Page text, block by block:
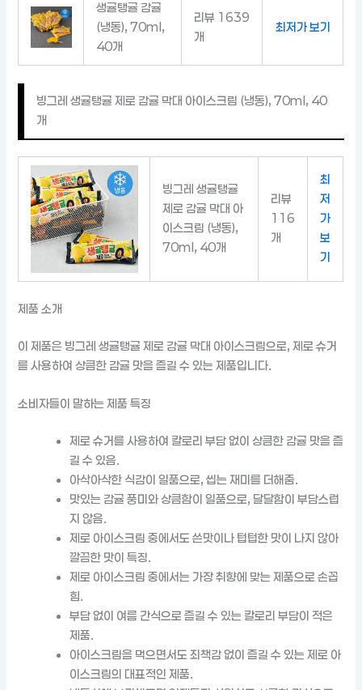
생귤탱귤 감귤
(냉동), 70ml,
40개
리뷰 1639
개
최저가 보기
빙그레 생귤탱귤 제로 감귤 막대 아이스크림 (냉동), 70ml, 40
개
빙그레 생귤탱귤
제로 감귤 막대 아
이스크림 (냉동),
70ml, 40개
리뷰
116
개
최
저
가
보
기
제품 소개
이 제품은 빙그레 생귤탱귤 제로 감귤 막대 아이스크림으로, 제로 슈거
를 사용하여 상큼한 감귤 맛을 즐길 수 있는 제품입니다.
소비자들이 말하는 제품 특징
제로 슈거를 사용하여 칼로리 부담 없이 상큼한 감귤 맛을 즐
길 수 있음.
아삭아삭한 식감이 일품으로, 씹는 재미를 더해줌.
맛있는 감귤 풍미와 상큼함이 일품으로, 달달함이 부담스럽
지 않음.
제로 아이스크림 중에서도 쓴맛이나 텁텁한 맛이 나지 않아
깔끔한 맛이 특징.
제로 아이스크림 중에서는 가장 취향에 맞는 제품으로 손꼽
힘.
부담 없이 여름 간식으로 즐길 수 있는 칼로리 부담이 적은
제품.
아이스크림을 먹으면서도 죄책감 없이 즐길 수 있는 제로 아
이스크림의 대표적인 제품.